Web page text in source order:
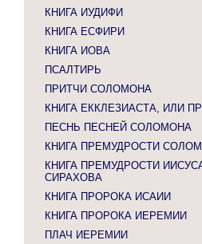
КНИГА ИУДИФИ
КНИГА ЕСФИРИ
КНИГА ИОВА
ПСАЛТИРЬ
ПРИТЧИ СОЛОМОНА
КНИГА ЕККЛЕЗИАСТА, ИЛИ
ПЕСНЬ ПЕСНЕЙ СОЛОМОНА
КНИГА ПРЕМУДРОСТИ
КНИГА ПРЕМУДРОСТИ
СИРАХОВА
КНИГА ПРОРОКА ИСАИИ
КНИГА ПРОРОКА ИЕРЕМИИ
ПЛАЧ ИЕРЕМИИ